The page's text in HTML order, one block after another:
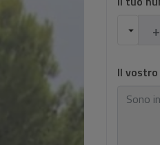
Il